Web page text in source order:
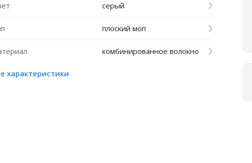
серый
плоский моп
комбинированное волокно
характеристики